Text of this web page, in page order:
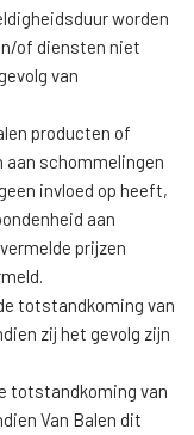
worden
of diensten niet
van
producten of
aan schommelingen
invloed op heeft,
aan
prijzen
totstandkoming van
zij het gevolg zijn
totstandkoming van
Van Balen dit